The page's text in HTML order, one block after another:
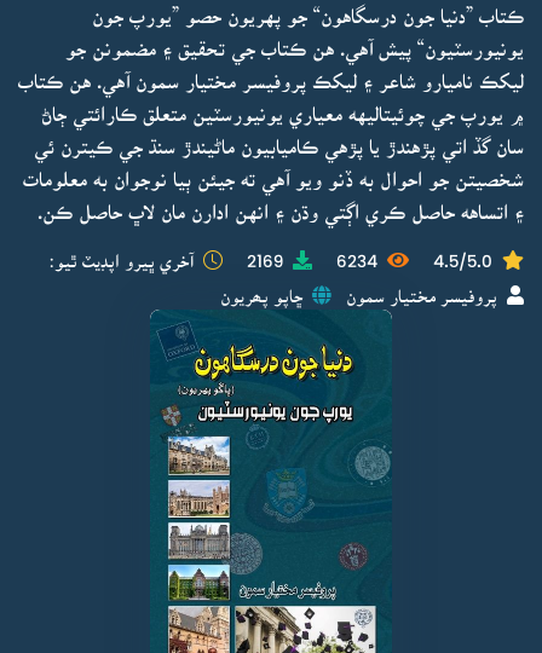
ڪتاب ”دنيا جون درسگاهون“ جو پهريون حصو ”يورپ جون
يونيورسٽيون“ پيش آهي. هن ڪتاب جي تحقيق ۽ مضمونن جو
ليکڪ ناميارو شاعر ۽ ليکڪ پروفيسر مختيار سمون آهي. هن ڪتاب
۾ يورپ جي چوئيتاليهه معياري يونيورسٽين متعلق ڪارائتي ڄاڻ
سان گڏ اتي پڙهندڙ يا پڙهي ڪاميابيون ماڻيندڙ سنڌ جي ڪيترن ئي
شخصيتن جو احوال به ڏنو ويو آهي ته جيئن ٻيا نوجوان به معلومات
۽ اتساهه حاصل ڪري اڳتي وڌن ۽ انهن ادارن مان لاڀ حاصل ڪن.
4.5/5.0
6234
2169 آخري ڀيرو اپڊيٽ ٿيو:
پروفيسر مختيار سمون ڇاپو پھريون